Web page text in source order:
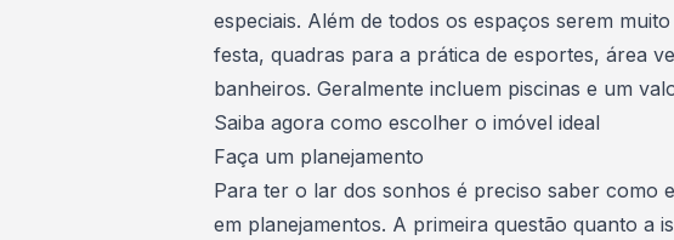
especiais. Além de todos os espaços serem
festa, quadras para a prática de esportes, área
banheiros. Geralmente incluem piscinas e um
Saiba agora como escolher o imóvel ideal
Faça um planejamento
Para ter o lar dos sonhos é preciso saber como
em planejamentos. A primeira questão quanto a